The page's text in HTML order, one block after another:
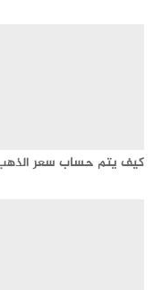
كيف يتم حساب سعر